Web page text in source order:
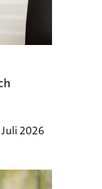
Juli 2026